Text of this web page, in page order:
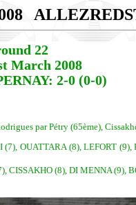
22
March 2008
2-0 (0-0)
par Pétry (65ème),
OUATTARA (8), LEFORT
(8), DI MENNA